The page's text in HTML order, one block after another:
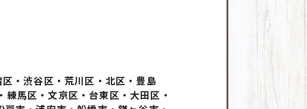
・渋谷区・荒川区・北区・豊島
馬区・文京区・台東区・大田区・